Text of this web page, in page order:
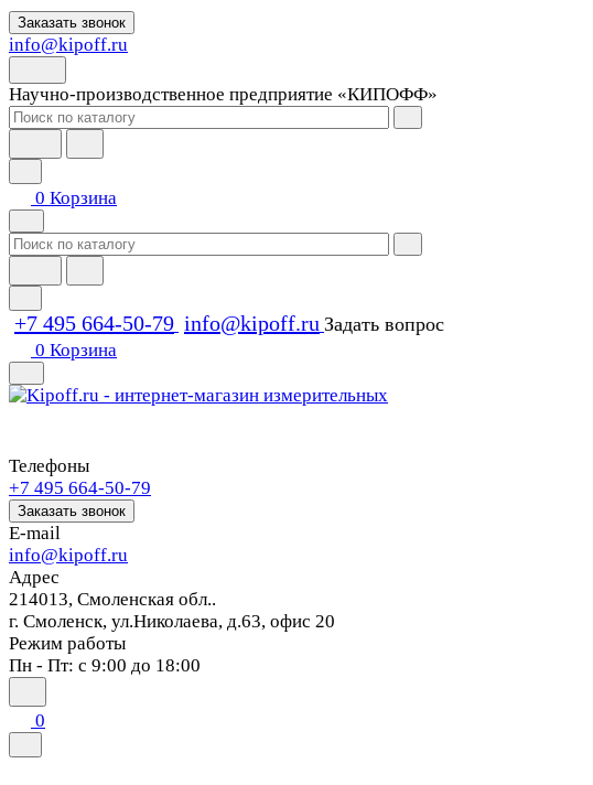
Заказать звонок
info@kipoff.ru
Научно-производственное предприятие «КИПОФФ»
0 Корзина
+7 495 664-50-79 info@kipoff.ru Задать вопрос
0 Корзина
Телефоны
+7 495 664-50-79
Заказать звонок
E-mail
info@kipoff.ru
Адрес
214013, Смоленская обл..
г. Смоленск, ул.Николаева, д.63, офис 20
Режим работы
Пн - Пт: с 9:00 до 18:00
0